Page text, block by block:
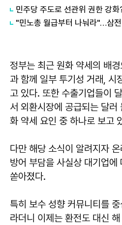
"민노총 월급부터 나눠라"…삼
정부는 최근 원화 약세의 배
과 함께 일부 투기성 거래, 시
고 있다. 또한 수출기업들이
서 외환시장에 공급되는 달러
화 약세 요인 중 하나로 보고
다만 해당 소식이 알려지자
방어 부담을 사실상 대기업에
쏟아졌다.
특히 보수 성향 커뮤니티를
라더니 이제는 환전도 대신